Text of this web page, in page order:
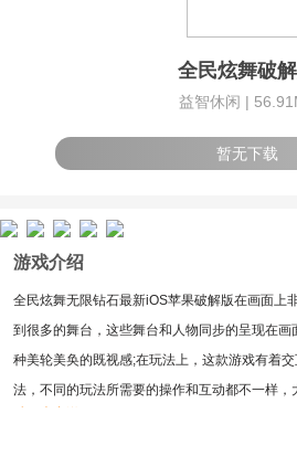
全民炫舞破
益智休闲 |
暂无下载
游戏介绍
全民炫舞无限钻石最新iOS苹果破解版在画面上
到很多的舞台，这些舞台和人物同步的呈现在
种美轮美奂的既视感;在玩法上，这款游戏有着
法，不同的玩法所需要的操作和互动都不一样，
玩家进入游戏即可获得无限钻石，让玩家可以